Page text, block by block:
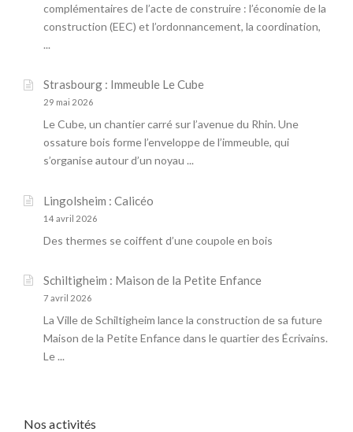
complémentaires de l’acte de construire : l’économie de la
construction (EEC) et l’ordonnancement, la coordination,
...
Strasbourg : Immeuble Le Cube
29 mai 2026
Le Cube, un chantier carré sur l’avenue du Rhin. Une
ossature bois forme l’enveloppe de l’immeuble, qui
s’organise autour d’un noyau ...
Lingolsheim : Calicéo
14 avril 2026
Des thermes se coiffent d’une coupole en bois
Schiltigheim : Maison de la Petite Enfance
7 avril 2026
La Ville de Schiltigheim lance la construction de sa future
Maison de la Petite Enfance dans le quartier des Écrivains.
Le ...
Nos activités